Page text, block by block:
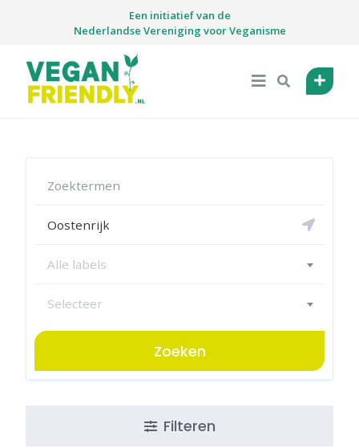
Een initiatief van de
Nederlandse Vereniging voor Veganisme
Alle labels
Selecteer
Zoeken
Filteren